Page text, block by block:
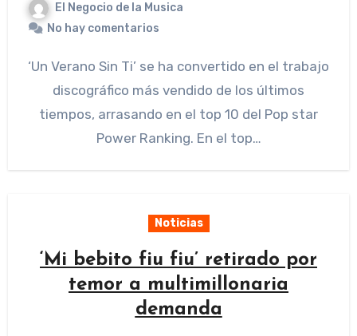
El Negocio de la Musica
No hay comentarios
‘Un Verano Sin Ti’ se ha convertido en el trabajo
discográfico más vendido de los últimos
tiempos, arrasando en el top 10 del Pop star
Power Ranking. En el top…
Noticias
‘Mi bebito fiu fiu’ retirado por
temor a multimillonaria
demanda